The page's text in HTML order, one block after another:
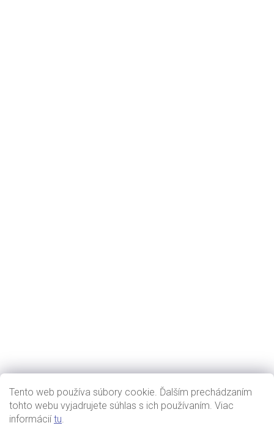
Tento web používa súbory cookie. Ďalším prechádzaním
tohto webu vyjadrujete súhlas s ich používaním. Viac
informáciítu.